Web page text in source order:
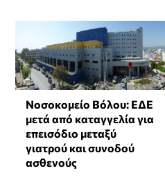
Νοσοκομείο Βόλου: ΕΔΕ
μετά από καταγγελία για
επεισόδιο μεταξύ
γιατρού και συνοδού
ασθενούς